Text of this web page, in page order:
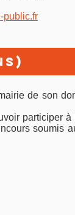
public.fr
de son
participer
soumis